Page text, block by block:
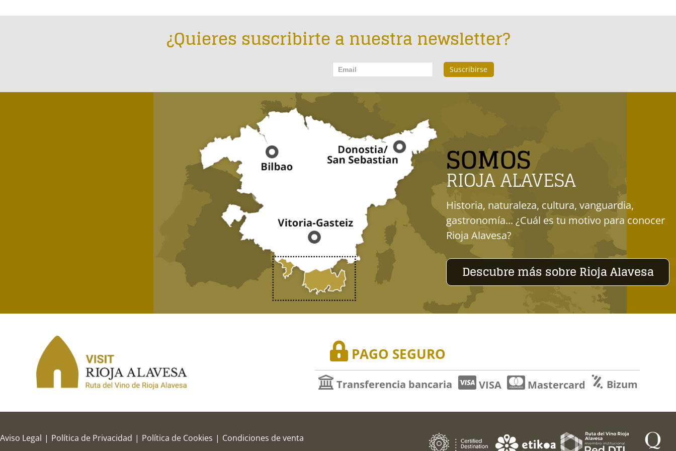
¿Quieres suscribirte a nuestra newsletter?
SOMOS
RIOJA ALAVESA
Historia, naturaleza, cultura, vanguardia,
gastronomía... ¿Cuál es tu motivo para conocer
Rioja Alavesa?
Descubre más sobre Rioja Alavesa
PAGO SEGURO
Transferencia bancaria VISA Mastercard Bizum
Aviso Legal | Política de Privacidad | Política de Cookies | Condiciones de venta